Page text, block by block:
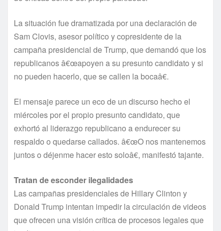
La situación fue dramatizada por una declaración de
Sam Clovis, asesor polí­tico y copresidente de la
campaña presidencial de Trump, que demandó que los
republicanos â€œapoyen a su presunto candidato y si
no pueden hacerlo, que se callen la bocaâ€.
El mensaje parece un eco de un discurso hecho el
miércoles por el propio presunto candidato, que
exhortó al liderazgo republicano a endurecer su
respaldo o quedarse callados. â€œO nos mantenemos
juntos o déjenme hacer esto soloâ€, manifestó tajante.
Tratan de esconder ilegalidades
Las campañas presidenciales de Hillary Clinton y
Donald Trump intentan impedir la circulación de videos
que ofrecen una visión crí­tica de procesos legales que